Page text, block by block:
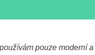
pouze moderní